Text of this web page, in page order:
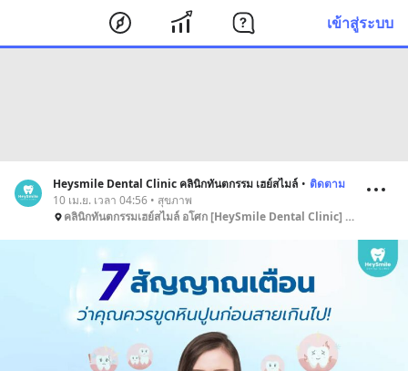
เข้าสู่ระบบ
Heysmile Dental Clinic คลินิกทันตกรรม เฮย์สไมล์ • ติดตาม
10 เม.ย. เวลา 04:56 • สุขภาพ
คลินิกทันตกรรมเฮย์สไมล์ อโศก [HeySmile Dental Clinic] จัดฟัน ขูดหินปูน อุดฟัน ถอนฟัน ฟันปลอม ฟันขาว วีเนียร์ รักษารากฟัน